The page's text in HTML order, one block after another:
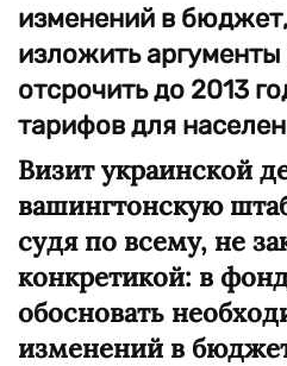
изменений в
изложить аргументы
отсрочить до 2013
тарифов для
Визит украинской
вашингтонскую
судя по всему, не
конкретикой: в
обосновать
изменений в